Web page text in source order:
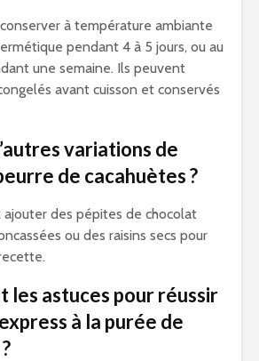
à température ambiante
pendant 4 à 5 jours, ou au
une semaine. Ils peuvent
avant cuisson et conservés
variations de
de cacahuètes ?
ajouter des pépites de chocolat
ou des raisins secs pour
les astuces pour réussir
à la purée de